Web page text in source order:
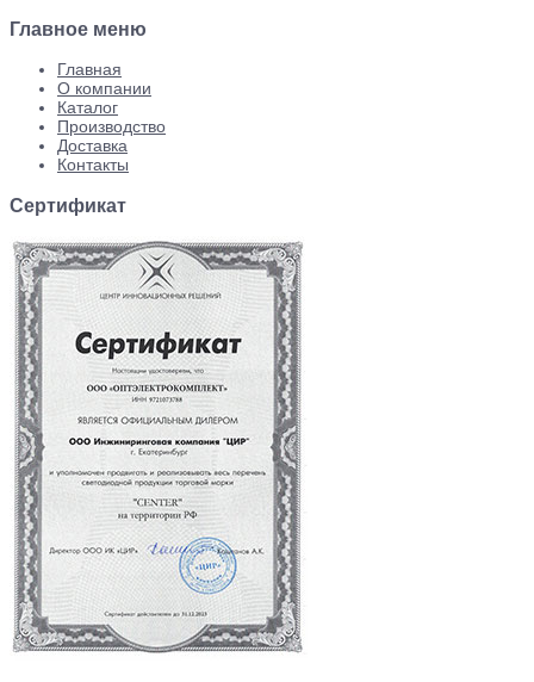
Главное меню
Главная
О компании
Каталог
Производство
Доставка
Контакты
Сертификат